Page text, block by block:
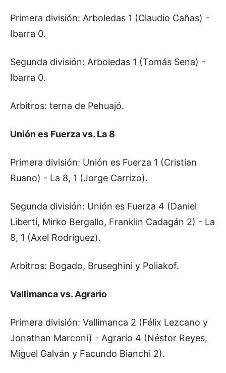
Primera división: Arboledas 1 (Claudio Cañas) -
Ibarra 0.
Segunda división: Arboledas 1 (Tomás Sena) -
Ibarra 0.
Arbitros: terna de Pehuajó.
Unión es Fuerza vs. La 8
Primera división: Unión es Fuerza 1 (Cristian
Ruano) - La 8, 1 (Jorge Carrizo).
Segunda división: Unión es Fuerza 4 (Daniel
Liberti, Mirko Bergallo, Franklin Cadagán 2) - La
8, 1 (Axel Rodríguez).
Arbitros: Bogado, Bruseghini y Poliakof.
Vallimanca vs. Agrario
Primera división: Vallimanca 2 (Félix Lezcano y
Jonathan Marconi) - Agrario 4 (Néstor Reyes,
Miguel Galván y Facundo Bianchi 2).